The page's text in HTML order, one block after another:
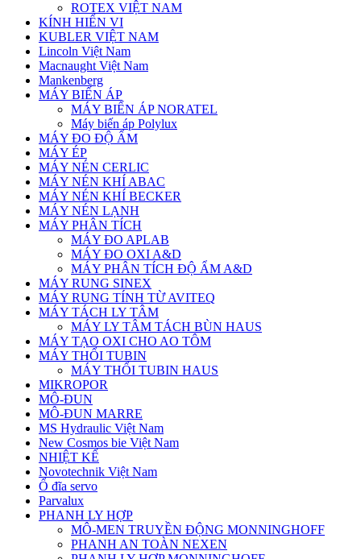
ROTEX VIỆT NAM
KÍNH HIỂN VI
KUBLER VIỆT NAM
Lincoln Việt Nam
Macnaught Việt Nam
Mankenberg
MÁY BIẾN ÁP
MÁY BIẾN ÁP NORATEL
Máy biến áp Polylux
MÁY ĐO ĐỘ ẨM
MÁY ÉP
MÁY NÉN CERLIC
MÁY NÉN KHÍ ABAC
MÁY NÉN KHÍ BECKER
MÁY NÉN LẠNH
MÁY PHÂN TÍCH
MÁY ĐO APLAB
MÁY ĐO OXI A&D
MÁY PHÂN TÍCH ĐỘ ẨM A&D
MÁY RUNG SINEX
MÁY RUNG TÍNH TỪ AVITEQ
MÁY TÁCH LY TÂM
MÁY LY TÂM TÁCH BÙN HAUS
MÁY TẠO OXI CHO AO TÔM
MÁY THỔI TUBIN
MÁY THỔI TUBIN HAUS
MIKROPOR
MÔ-ĐUN
MÔ-ĐUN MARRE
MS Hydraulic Việt Nam
New Cosmos bie Việt Nam
NHIỆT KẾ
Novotechnik Việt Nam
Ổ đĩa servo
Parvalux
PHANH LY HỢP
MÔ-MEN TRUYỀN ĐỘNG MONNINGHOFF
PHANH AN TOÀN NEXEN